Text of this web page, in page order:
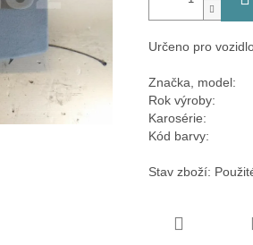
Určeno pro
Značka, model:
Rok výroby:
Karosérie:
Kód barvy:
Stav zboží: